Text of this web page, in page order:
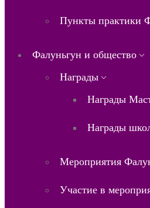
Пункты практики
Фалуньгун и общество
Награды
Награды
Награды
Мероприятия
Участие в